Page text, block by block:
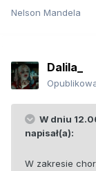
Nelson Mandela
Dalila_
W dniu
napisał(a):
W zakresie